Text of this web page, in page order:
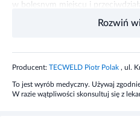
w bolesnym miejscu i
Sposób użycia wyrobu
Rozwiń
Producent: TECWELD Piotr Polak , ul.
To jest wyrób medyczny. Używaj
W razie wątpliwości skonsultuj się z